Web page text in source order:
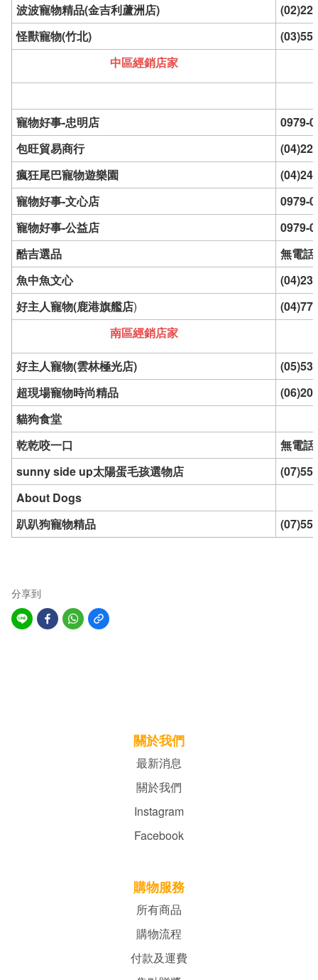
波波寵物精品(金吉利蘆洲店)
怪獸寵物(竹北)
中區經銷店家
寵物好事-忠明店
0979-
包旺貿易商行
瘋狂尾巴寵物遊樂園
寵物好事-文心店
0979-
寵物好事-公益店
0979-
酷吉選品
無電話
魚中魚文心
好主人寵物(鹿港旗艦店)
南區經銷店家
好主人寵物(雲林極光店)
超現場寵物時尚精品
貓狗食堂
乾乾咬一口
無電話
sunny side up太陽蛋毛孩選物店
About Dogs
趴趴狗寵物精品
分享到
關於我們
最新消息
關於我們
Instagram
Facebook
購物服務
所有商品
購物流程
付款及運費